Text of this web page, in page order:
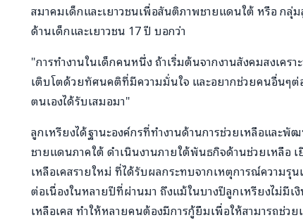
สมาคมเด็กและเยาวชนเพื่อสันติภาพชายแดนใต้ หรือ กลุ่
ด้านเด็กและเยาวชน 17 ปี บอกว่า
"การทำงานในเด็กคนหนึ่ง ถ้าเริ่มต้นจากงานสังคมสงเคร
เติบโตด้วยทัศนคติที่มีความมั่นใจ และอยากช่วยคนอื่นๆต่
ตนเองได้รับเสมอมา"
ลูกเหรียงได้ฐานะองค์กรที่ทำงานด้านการช่วยเหลือและพั
ชายแดนภาคใต้ ดำเนินงานภายใต้พันธกิจด้านช่วยเหลือ เ
เหลือเคสรายใหม่ ที่ได้รับผลกระทบจากเหตุการณ์ความ
ต่อเนื่องในหลายปีที่ผ่านมา ถึงแม้ในบางปีลูกเหรียงไม่มี
เหลือเคส ทำให้หลายคนต้องมีการกู้ยืมเพื่อให้สามารถช่ว